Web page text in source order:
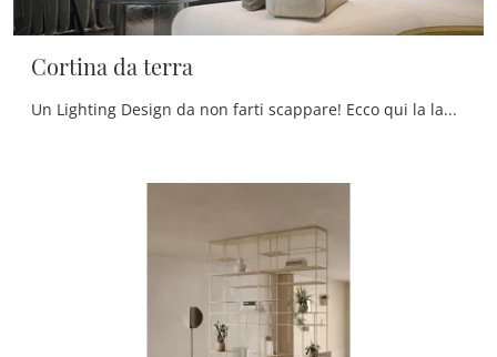
Cortina da terra
Un Lighting Design da non farti scappare! Ecco qui la lampada da terra Cortina da terra di Tonin Casa.